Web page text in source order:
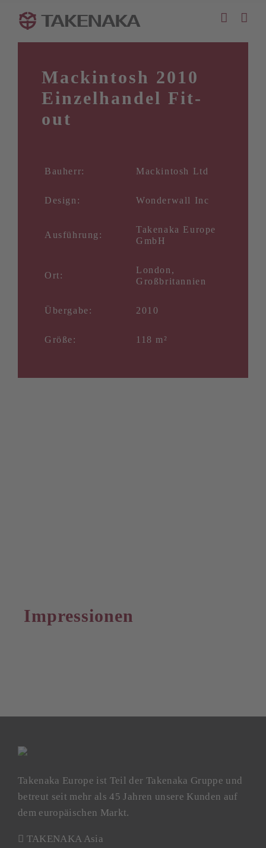
Inhalt
springen
Mackintosh 2010
Einzelhandel Fit-
out
Bauherr: Mackintosh Ltd
Design: Wonderwall Inc
Ausführung:
Takenaka Europe
GmbH
Ort:
London,
Großbritannien
Übergabe: 2010
Größe: 118 m²
Impressionen
Takenaka Europe ist Teil der Takenaka Gruppe und
betreut seit mehr als 45 Jahren unsere Kunden auf
dem europäischen Markt.
TAKENAKA Asia